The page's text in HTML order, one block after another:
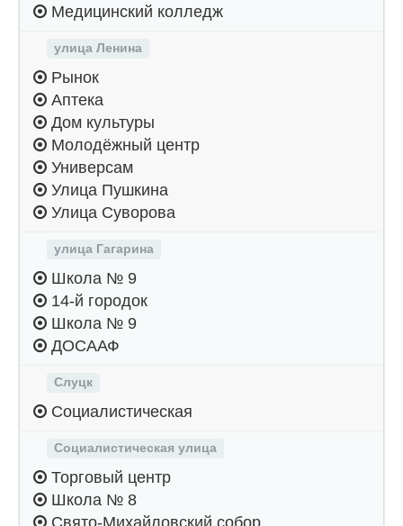
Медицинский колледж
улица Ленина
Рынок
Аптека
Дом культуры
Молодёжный центр
Универсам
Улица Пушкина
Улица Суворова
улица Гагарина
Школа № 9
14-й городок
Школа № 9
ДОСААФ
Слуцк
Социалистическая
Социалистическая улица
Торговый центр
Школа № 8